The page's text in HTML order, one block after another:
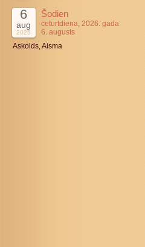
6
aug
2026
Šodien
ceturtdiena, 2026. gada
6. augusts
Askolds, Aisma